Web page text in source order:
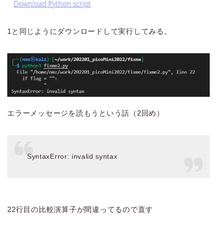
1と同じようにダウンロードして実行してみる。
エラーメッセージを読もうという話（2回め）
SyntaxError: invalid syntax
22行目の比較演算子が間違ってるので直す